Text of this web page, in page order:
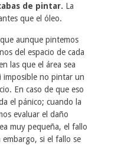
de pintar. La
que el óleo.
aunque pintemos
del espacio de cada
las que el área sea
imposible no pintar un
En caso de que eso
el pánico; cuando la
evaluar el daño
muy pequeña, el fallo
si el fallo se